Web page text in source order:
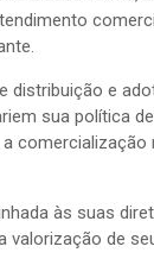
distribuição e
sua política
às suas
de